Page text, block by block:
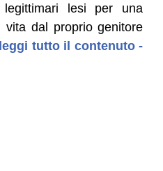
lesi per una
vita dal proprio genitore
tutto il contenuto -